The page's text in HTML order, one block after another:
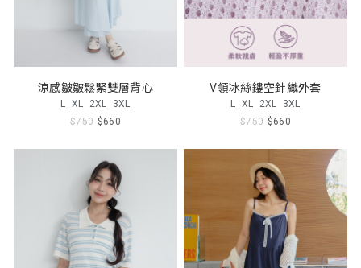
涼感皺皺鬆緊雙層背心
L XL 2XL 3XL
$750 $660
V領冰絲鏤空針織外套
L XL 2XL 3XL
$750 $660